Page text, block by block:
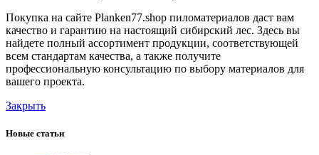
Покупка на сайте Planken77.shop пиломатериалов даст вам
качество и гарантию на настоящий сибирский лес. Здесь вы
найдете полный ассортимент продукции, соответствующей
всем стандартам качества, а также получите
профессиональную консультацию по выбору материалов для
вашего проекта.
Закрыть
Новые статьи